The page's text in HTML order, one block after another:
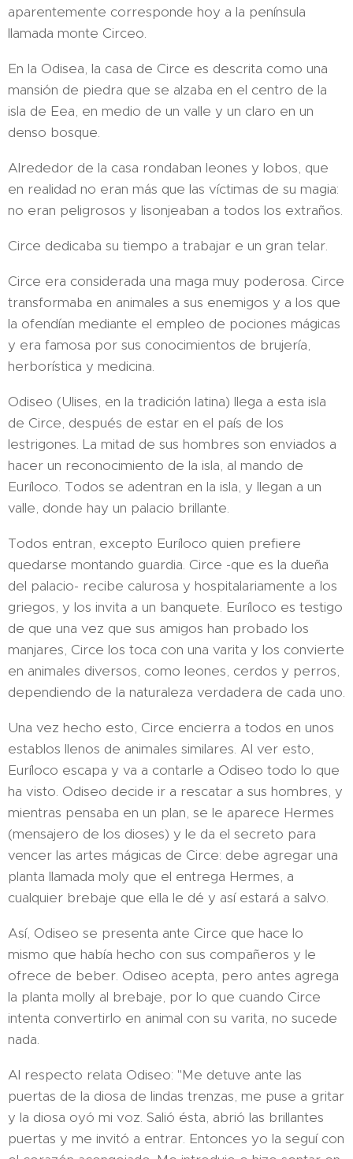
aparentemente corresponde hoy a la península
llamada monte Circeo.
En la Odisea, la casa de Circe es descrita como una
mansión de piedra que se alzaba en el centro de la
isla de Eea, en medio de un valle y un claro en un
denso bosque.
Alrededor de la casa rondaban leones y lobos, que
en realidad no eran más que las víctimas de su magia:
no eran peligrosos y lisonjeaban a todos los extraños.
Circe dedicaba su tiempo a trabajar e un gran telar.
Circe era considerada una maga muy poderosa. Circe
transformaba en animales a sus enemigos y a los que
la ofendían mediante el empleo de pociones mágicas
y era famosa por sus conocimientos de brujería,
herborística y medicina.
Odiseo (Ulises, en la tradición latina) llega a esta isla
de Circe, después de estar en el país de los
lestrigones. La mitad de sus hombres son enviados a
hacer un reconocimiento de la isla, al mando de
Euríloco. Todos se adentran en la isla, y llegan a un
valle, donde hay un palacio brillante.
Todos entran, excepto Euríloco quien prefiere
quedarse montando guardia. Circe -que es la dueña
del palacio- recibe calurosa y hospitalariamente a los
griegos, y los invita a un banquete. Euríloco es testigo
de que una vez que sus amigos han probado los
manjares, Circe los toca con una varita y los convierte
en animales diversos, como leones, cerdos y perros,
dependiendo de la naturaleza verdadera de cada uno.
Una vez hecho esto, Circe encierra a todos en unos
establos llenos de animales similares. Al ver esto,
Euríloco escapa y va a contarle a Odiseo todo lo que
ha visto. Odiseo decide ir a rescatar a sus hombres, y
mientras pensaba en un plan, se le aparece Hermes
(mensajero de los dioses) y le da el secreto para
vencer las artes mágicas de Circe: debe agregar una
planta llamada moly que el entrega Hermes, a
cualquier brebaje que ella le dé y así estará a salvo.
Así, Odiseo se presenta ante Circe que hace lo
mismo que había hecho con sus compañeros y le
ofrece de beber. Odiseo acepta, pero antes agrega
la planta molly al brebaje, por lo que cuando Circe
intenta convertirlo en animal con su varita, no sucede
nada.
Al respecto relata Odiseo: "Me detuve ante las
puertas de la diosa de lindas trenzas, me puse a gritar
y la diosa oyó mi voz. Salió ésta, abrió las brillantes
puertas y me invitó a entrar. Entonces yo la seguí con